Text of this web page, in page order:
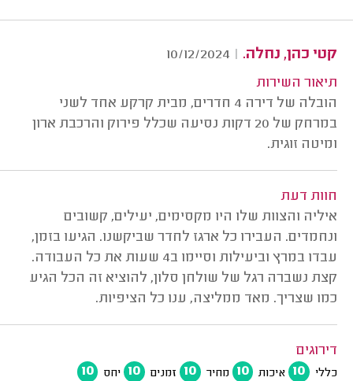
קטי כהן, נחלה. |
10/12/2024
תיאור השירות
הובלה של דירה 4 חדרים, מבית קרקע אחד לשני
במרחק של 20 דקות נסיעה שכלל פירוק והרכבת ארון
ומיטה זוגית.
חוות דעת
איליה והצוות שלו היו מקסימים, יעילים, קשובים
ונחמדים. העבירו כל ארגז לחדר שביקשנו. הגיעו בזמן,
עבדו במרץ וביעילות וסיימו ב4 שעות את כל העבודה.
קצת נשברה רגל של שולחן סלון, להוציא זה הכל הגיע
כמו שצריך. מאד ממליצה, ענו כל הציפיות.
דירוגים
כללי 10 איכות 10 מחיר 10 זמנים 10 יחס 10